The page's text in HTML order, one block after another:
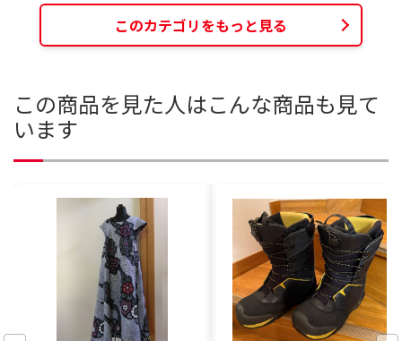
このカテゴリをもっと見る
この商品を見た人はこんな商品も見て
います